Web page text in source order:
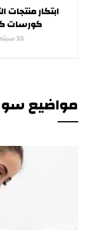
ابتكار منتجات
كورسات
15 سبتمبر، 2023
مواضيع